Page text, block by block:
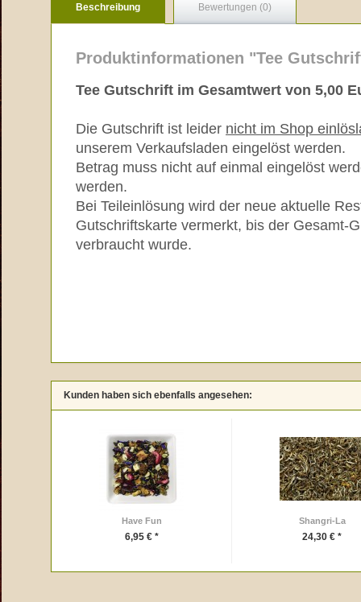
Beschreibung Bewertungen (0)
Produktinformationen "Tee
Tee Gutschrift im Gesamtwert von 5,00
Die Gutschrift ist leider nicht im Shop
unserem Verkaufsladen eingelöst werden.
Betrag muss nicht auf einmal eingelöst
werden.
Bei Teileinlösung wird der neue aktuelle
Gutschriftskarte vermerkt, bis der Gesamt-
verbraucht wurde.
Kunden haben sich ebenfalls angesehen:
Have Fun
6,95 € *
Shangri-La
24,30 € *